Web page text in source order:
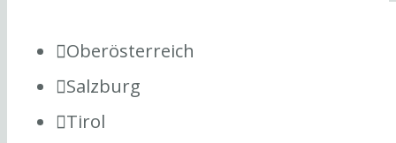
Oberösterreich
Salzburg
Tirol